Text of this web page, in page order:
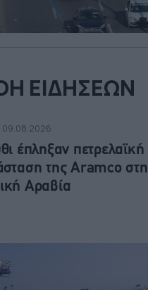
ΕΙΔΗΣΕΩΝ
09.08.2026
έπληξαν πετρελαϊκή
της Aramco στη
Αραβία